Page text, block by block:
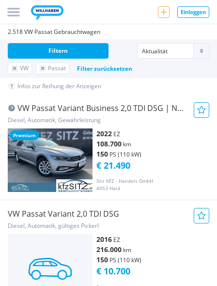
Einloggen
2.518 VW Passat Gebrauchtwagen
VW Passat Filter zurücksetzen
Filtern
Infos zur Reihung der Anzeigen
Premium
VW Passat Variant Business 2,0 TDI DSG | NP:
€53.400
Diesel, Automatik, Gewährleistung
2022 EZ
108.700 km
150 PS (110 kW)
Sitz KFZ - Handels GmbH
4053 Haid
€ 21.490
VW Passat Variant 2,0 TDI DSG
Diesel, Automatik, gültiges Pickerl
2016 EZ
216.000 km
150 PS (110 kW)
€ 10.700